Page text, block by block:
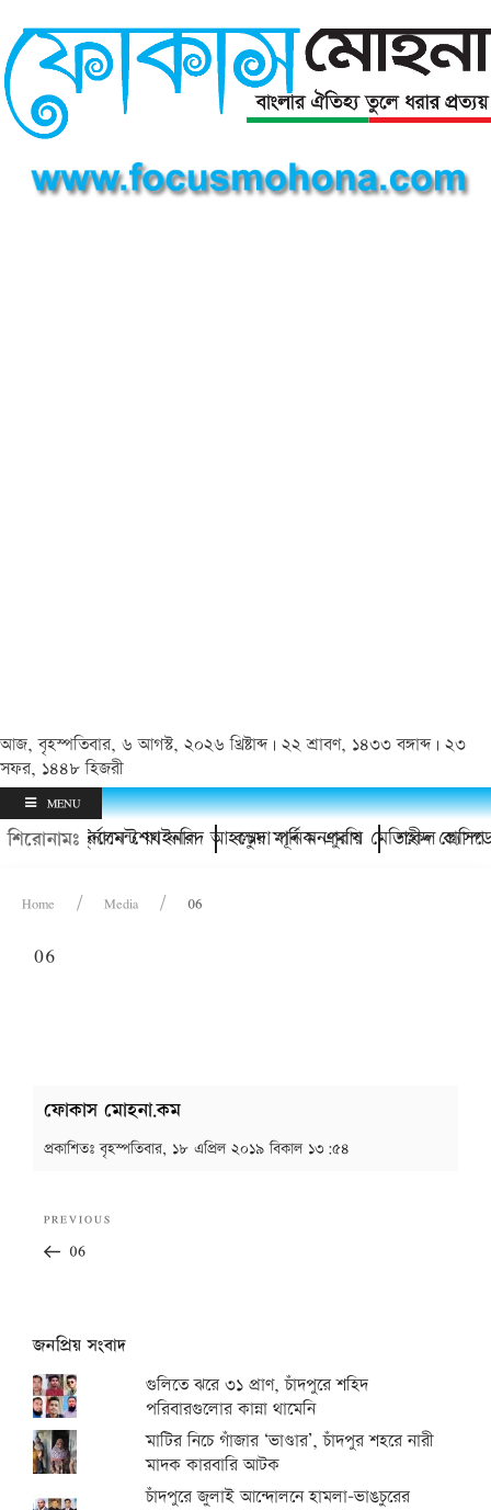
আজ, বৃহস্পতিবার, ৬ আগস্ট, ২০২৬ খ্রিষ্টাব্দ | ২২ শ্রাবণ, ১৪৩৩ বঙ্গাব্দ | ২৩
সফর, ১৪৪৮ হিজরী
MENU
শিরোনামঃ
উদ্বোধন করলেন শেখ ফরিদ আহম্মেদ মানিক এমপি শহীদ
ফুটবল টুর্নামেন্ট ফাইনাল কচুয়া পূর্ব মনপুরায় মেডিকেল ক্যাম্প
Home Media 06
06
ফোকাস মোহনা.কম
প্রকাশিতঃবৃহস্পতিবার, ১৮ এপ্রিল ২০১৯ বিকাল ১৩:৫৪
navigation
Previous
Post
PREVIOUS
06
জনপ্রিয় সংবাদ
গুলিতে ঝরে ৩১ প্রাণ, চাঁদপুরে শহিদ
পরিবারগুলোর কান্না থামেনি
মাটির নিচে গাঁজার ‘ভাণ্ডার’, চাঁদপুর শহরে নারী
মাদক কারবারি আটক
চাঁদপুরে জুলাই আন্দোলনে হামলা-ভাঙচুরের